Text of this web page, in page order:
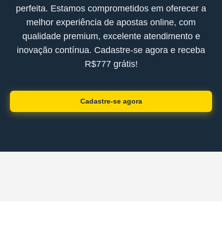
perfeita. Estamos comprometidos em oferecer a
melhor experiência de apostas online, com
qualidade premium, excelente atendimento e
inovação contínua. Cadastre-se agora e receba
R$777 grátis!
Cadastre-se agora